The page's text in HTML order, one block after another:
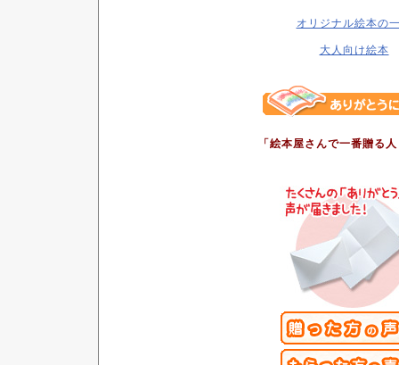
オリジナル絵本の
大人向け絵本
「絵本屋さんで一番贈る